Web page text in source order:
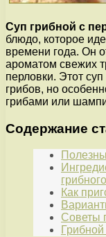
Суп грибной с
блюдо, которое
времени года. Он
ароматом свежих
перловки. Этот
грибов, но
грибами или
Содержание
Как
Советы